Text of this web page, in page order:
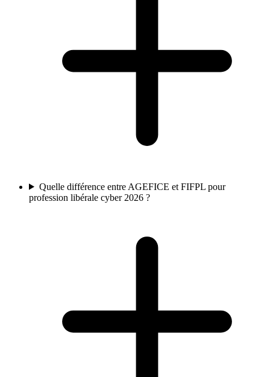
Quelle différence entre AGEFICE et FIFPL pour
profession libérale cyber 2026 ?